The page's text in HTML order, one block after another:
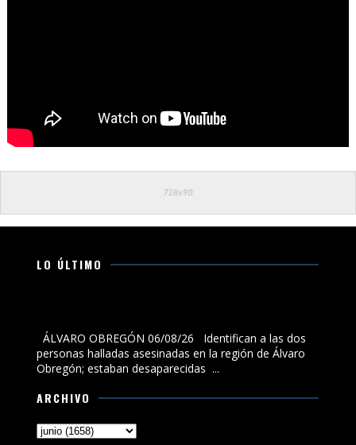
LO ÚLTIMO
ÁLVARO OBREGÓN 06/08/26 Identifican a las dos
personas halladas asesinadas en la región de Álvaro
Obregón; estaban desaparecidas ...
ARCHIVO